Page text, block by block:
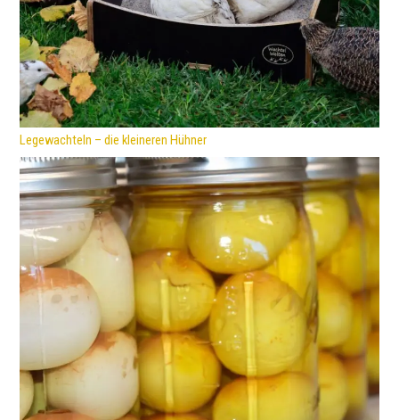
Legewachteln – die kleineren Hühner